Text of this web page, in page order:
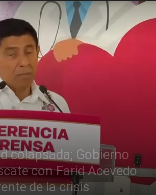
Oaxaca
colapsada; Gobierno
con Farid Acevedo
de la crisis